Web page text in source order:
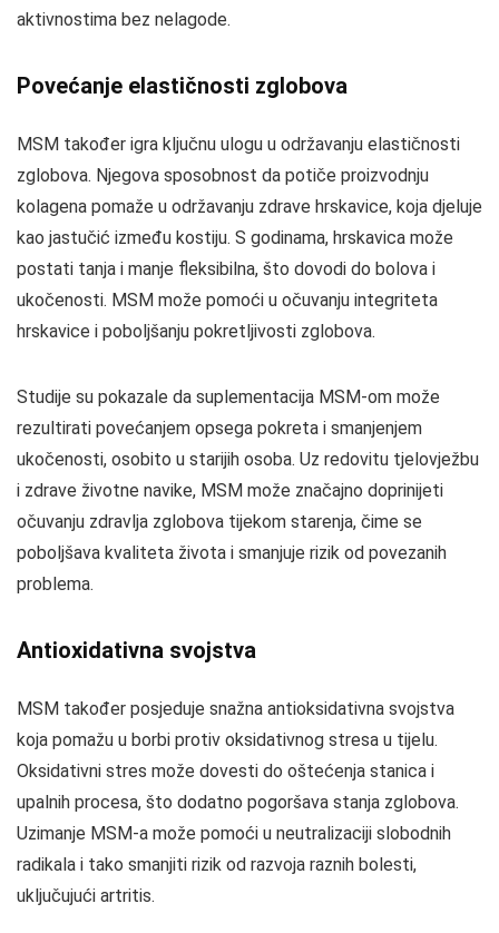
aktivnostima bez nelagode.
Povećanje elastičnosti zglobova
MSM također igra ključnu ulogu u održavanju elastičnosti
zglobova. Njegova sposobnost da potiče proizvodnju
kolagena pomaže u održavanju zdrave hrskavice, koja djeluje
kao jastučić između kostiju. S godinama, hrskavica može
postati tanja i manje fleksibilna, što dovodi do bolova i
ukočenosti. MSM može pomoći u očuvanju integriteta
hrskavice i poboljšanju pokretljivosti zglobova.
Studije su pokazale da suplementacija MSM-om može
rezultirati povećanjem opsega pokreta i smanjenjem
ukočenosti, osobito u starijih osoba. Uz redovitu tjelovježbu
i zdrave životne navike, MSM može značajno doprinijeti
očuvanju zdravlja zglobova tijekom starenja, čime se
poboljšava kvaliteta života i smanjuje rizik od povezanih
problema.
Antioxidativna svojstva
MSM također posjeduje snažna antioksidativna svojstva
koja pomažu u borbi protiv oksidativnog stresa u tijelu.
Oksidativni stres može dovesti do oštećenja stanica i
upalnih procesa, što dodatno pogoršava stanja zglobova.
Uzimanje MSM-a može pomoći u neutralizaciji slobodnih
radikala i tako smanjiti rizik od razvoja raznih bolesti,
uključujući artritis.